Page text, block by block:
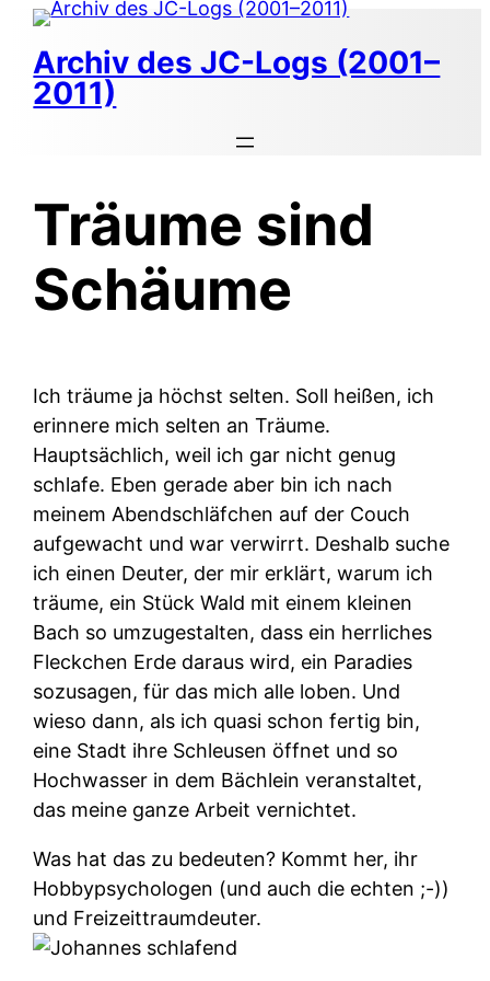
Zum
Inhalt
springen
Archiv des JC-Logs (2001–
2011)
Träume sind
Schäume
Ich träume ja höchst selten. Soll heißen, ich
erinnere mich selten an Träume.
Hauptsächlich, weil ich gar nicht genug
schlafe. Eben gerade aber bin ich nach
meinem Abendschläfchen auf der Couch
aufgewacht und war verwirrt. Deshalb suche
ich einen Deuter, der mir erklärt, warum ich
träume, ein Stück Wald mit einem kleinen
Bach so umzugestalten, dass ein herrliches
Fleckchen Erde daraus wird, ein Paradies
sozusagen, für das mich alle loben. Und
wieso dann, als ich quasi schon fertig bin,
eine Stadt ihre Schleusen öffnet und so
Hochwasser in dem Bächlein veranstaltet,
das meine ganze Arbeit vernichtet.
Was hat das zu bedeuten? Kommt her, ihr
Hobbypsychologen (und auch die echten ;-))
und Freizeittraumdeuter.